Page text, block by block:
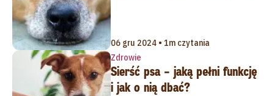
06 gru 2024 • 1m czytania
Zdrowie
Sierść psa – jaką pełni funkcję
i jak o nią dbać?